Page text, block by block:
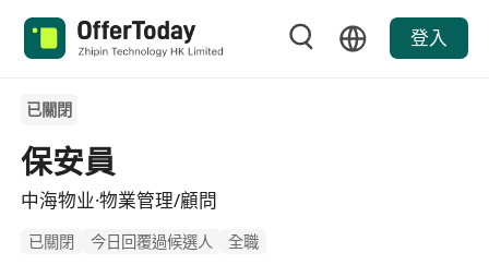
登入
已關閉
保安員
中海物业·物業管理/顧問
已關閉 今日回覆過候選人 全職